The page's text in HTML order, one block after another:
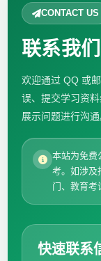
CONTACT US
联系我们
欢迎通过 QQ 或
误、提交学习资
展示问题进行沟通
本站为免费
考。如涉及
门、教育考
快速联系